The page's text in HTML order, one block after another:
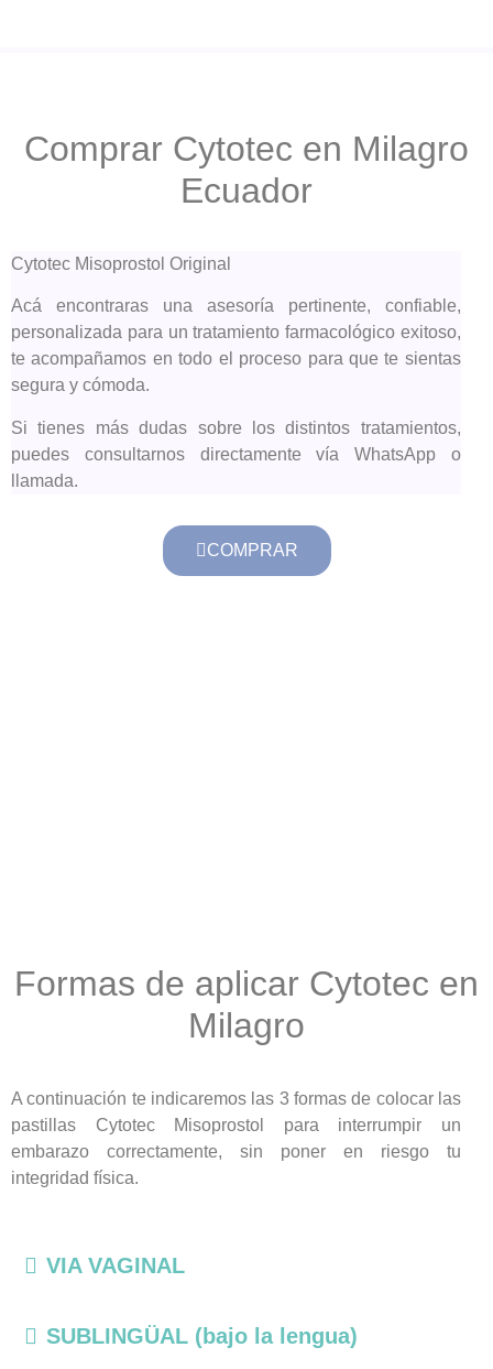
Comprar Cytotec en Milagro
Ecuador
Cytotec Misoprostol Original
Acá encontraras una asesoría pertinente, confiable,
personalizada para un tratamiento farmacológico exitoso,
te acompañamos en todo el proceso para que te sientas
segura y cómoda.
Si tienes más dudas sobre los distintos tratamientos,
puedes consultarnos directamente vía WhatsApp o
llamada.
COMPRAR
Formas de aplicar Cytotec en
Milagro
A continuación te indicaremos las 3 formas de colocar las
pastillas Cytotec Misoprostol para interrumpir un
embarazo correctamente, sin poner en riesgo tu
integridad física.
VIA VAGINAL
SUBLINGÜAL (bajo la lengua)